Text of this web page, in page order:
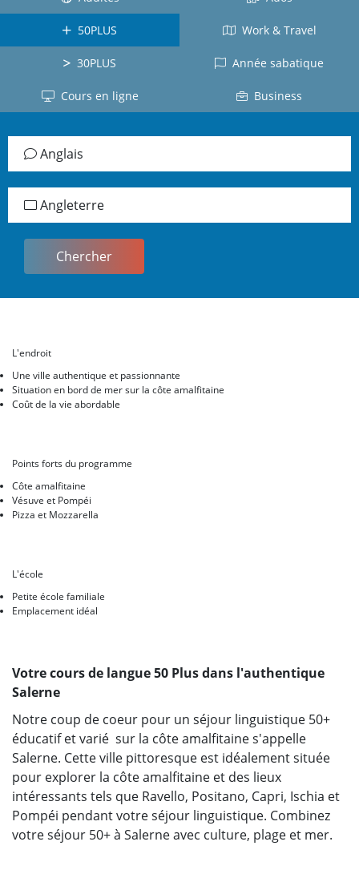
50PLUS Work & Travel
30PLUS Année sabatique
Cours en ligne Business
Anglais
Angleterre
L'endroit
Une ville authentique et passionnante
Situation en bord de mer sur la côte amalfitaine
Coût de la vie abordable
Points forts du programme
Côte amalfitaine
Vésuve et Pompéi
Pizza et Mozzarella
L'école
Petite école familiale
Emplacement idéal
Votre cours de langue 50 Plus dans l'authentique
Salerne
Notre coup de coeur pour un séjour linguistique 50+
éducatif et varié sur la côte amalfitaine s'appelle
Salerne. Cette ville pittoresque est idéalement située
pour explorer la côte amalfitaine et des lieux
intéressants tels que Ravello, Positano, Capri, Ischia et
Pompéi pendant votre séjour linguistique. Combinez
votre séjour 50+ à Salerne avec culture, plage et mer.
Nouvelle-
Zélande
Afrique du
Sud
Ecosse
Tous le
pays
Grèce
l'Équateur
Colombie
Dominicaine
pays
Allmagne
Vietnamien
Russe